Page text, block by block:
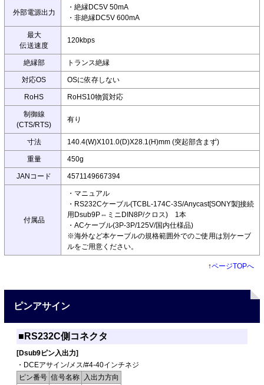
外部電源出力
・絶縁DC5V 50mA
・非絶縁DC5V 600mA
最大
伝送速度
120kbps
絶縁部 トランス絶縁
対応OS OSに依存しない
RoHS RoHS10物質対応
制御線
(CTS/RTS)
有り
寸法 140.4(W)X101.0(D)X28.1(H)mm (突起部含まず)
重量 450g
JANコード 4571149667394
付属品
・マニュアル
・RS232Cケーブル(TCBL-174C-3S/Anycast[SONY製]接続
用Dsub9P⇔ミニDIN8P/クロス) 1本
・ACケーブル(3P-3P/125V/国内仕様品)
※海外など本ケーブルの規格範囲外でのご使用は別ケーブ
ルをご用意ください。
↑ページTOPへ
ピンアサイン
■RS232C側コネクタ
[Dsub9ピン入出力]
・DCEアサイン/メス/#4-40インチネジ
ピン番号 信号名称
入出力方向